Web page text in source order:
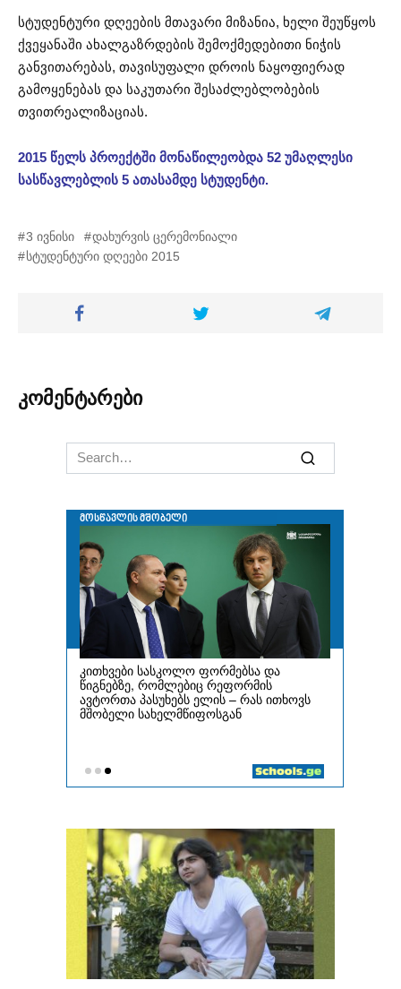
სტუდენტური დღეების მთავარი მიზანია, ხელი შეუწყოს
ქვეყანაში ახალგაზრდების შემოქმედებითი ნიჭის
განვითარებას, თავისუფალი დროის ნაყოფიერად
გამოყენებას და საკუთარი შესაძლებლობების
თვითრეალიზაციას.
2015 წელს პროექტში მონაწილეობდა 52 უმაღლესი
სასწავლებლის 5 ათასამდე სტუდენტი.
3 ივნისი
დახურვის ცერემონიალი
სტუდენტური დღეები 2015
კომენტარები
Search
for: